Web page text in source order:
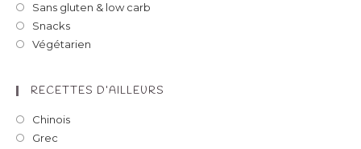
Sans gluten & low carb
Snacks
Végétarien
RECETTES D’AILLEURS
Chinois
Grec